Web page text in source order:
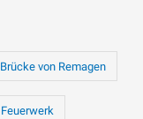
Brücke von Remagen
Feuerwerk